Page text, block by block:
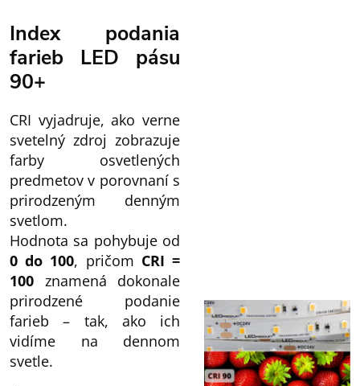
Index podania
farieb LED pásu
90+
CRI vyjadruje, ako verne
svetelný zdroj zobrazuje
farby osvetlených
predmetov v porovnaní s
prirodzeným denným
svetlom.
Hodnota sa pohybuje od
0 do 100, pričom CRI =
100 znamená dokonale
prirodzené podanie
farieb – tak, ako ich
vidíme na dennom
svetle.